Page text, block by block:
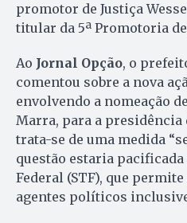
promotor de Justiça
titular da 5ª Promotoria
Ao Jornal Opção, o
comentou sobre a nova
envolvendo a nomeação
Marra, para a presidência
trata-se de uma medida
questão estaria
Federal (STF), que
agentes políticos